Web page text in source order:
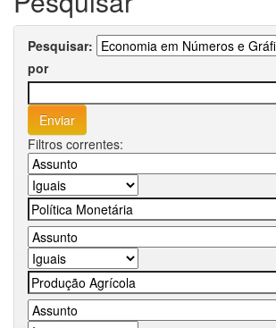
Pesquisar:
por
Filtros correntes: